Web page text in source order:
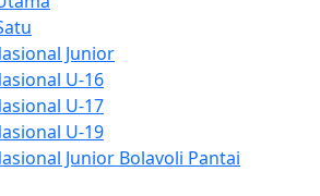
Junior
U-16
U-17
U-19
Junior Bolavoli Pantai